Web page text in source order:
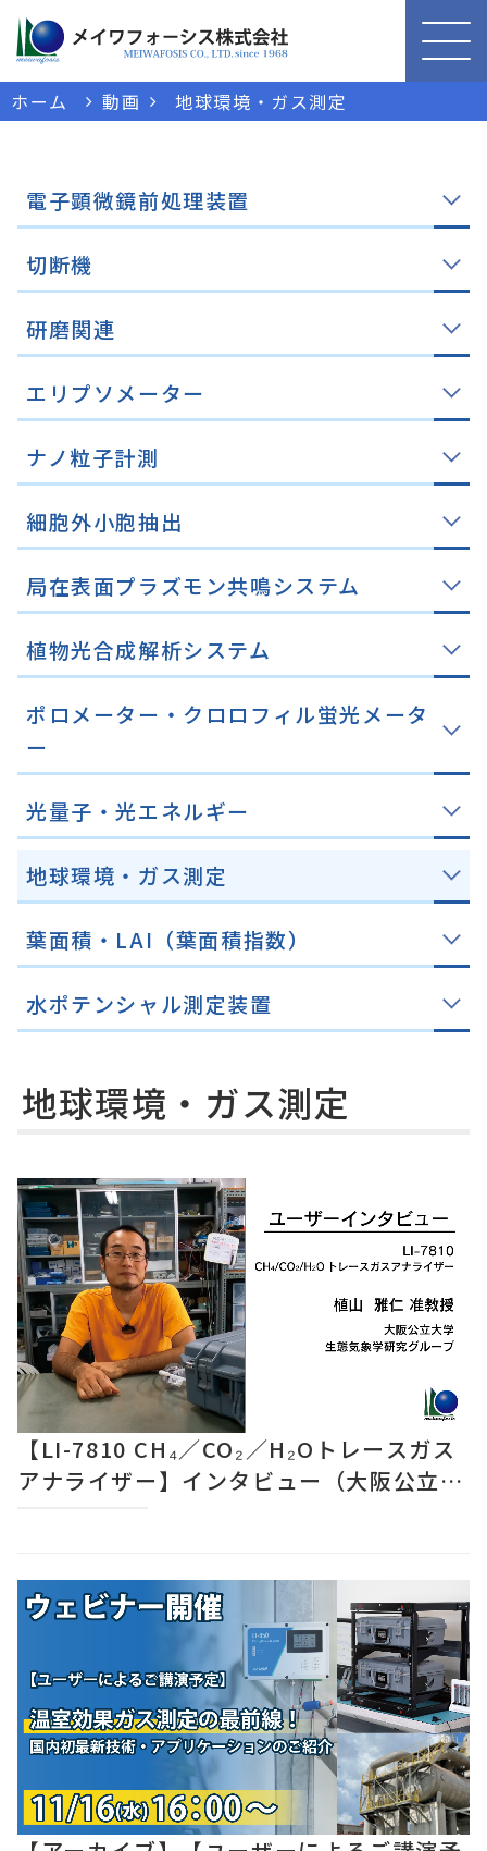
ホーム 動画 地球環境・ガス測定
電子顕微鏡前処理装置
切断機
研磨関連
エリプソメーター
ナノ粒子計測
細胞外小胞抽出
局在表面プラズモン共鳴システム
植物光合成解析システム
ポロメーター・クロロフィル蛍光メータ
ー
光量子・光エネルギー
地球環境・ガス測定
葉面積・LAI（葉面積指数）
水ポテンシャル測定装置
地球環境・ガス測定
【LI-7810 CH₄／CO₂／H₂Oトレースガス
アナライザー】インタビュー（大阪公立大